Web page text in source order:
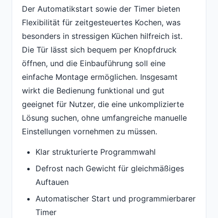
Der Automatikstart sowie der Timer bieten
Flexibilität für zeitgesteuertes Kochen, was
besonders in stressigen Küchen hilfreich ist.
Die Tür lässt sich bequem per Knopfdruck
öffnen, und die Einbauführung soll eine
einfache Montage ermöglichen. Insgesamt
wirkt die Bedienung funktional und gut
geeignet für Nutzer, die eine unkomplizierte
Lösung suchen, ohne umfangreiche manuelle
Einstellungen vornehmen zu müssen.
Klar strukturierte Programmwahl
Defrost nach Gewicht für gleichmäßiges
Auftauen
Automatischer Start und programmierbarer
Timer